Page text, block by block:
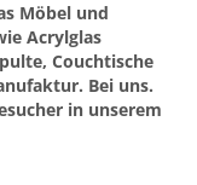
Möbel und
Acrylglas
Couchtische
Bei uns.
in unserem